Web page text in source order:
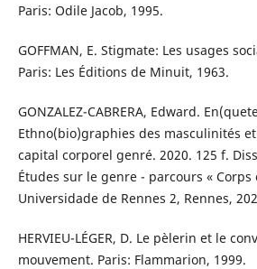
Paris: Odile Jacob, 1995.
GOFFMAN, E. Stigmate: Les usages
Paris: Les Éditions de Minuit, 1963.
GONZALEZ-CABRERA, Edward.
Ethno(bio)graphies des masculinités
capital corporel genré. 2020. 125 f.
Études sur le genre - parcours «
Universidade de Rennes 2, Rennes,
HERVIEU-LÉGER, D. Le pèlerin et le
mouvement. Paris: Flammarion, 1999.